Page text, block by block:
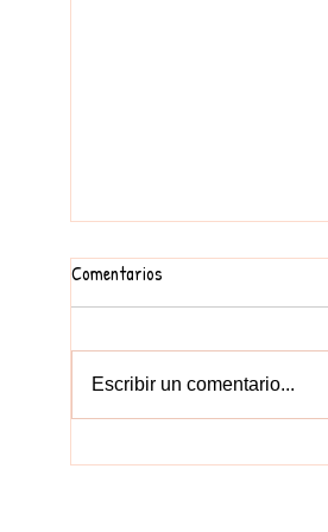
CURS 2024-25, COMENCEM!
Comentarios
Escribir un comentario...